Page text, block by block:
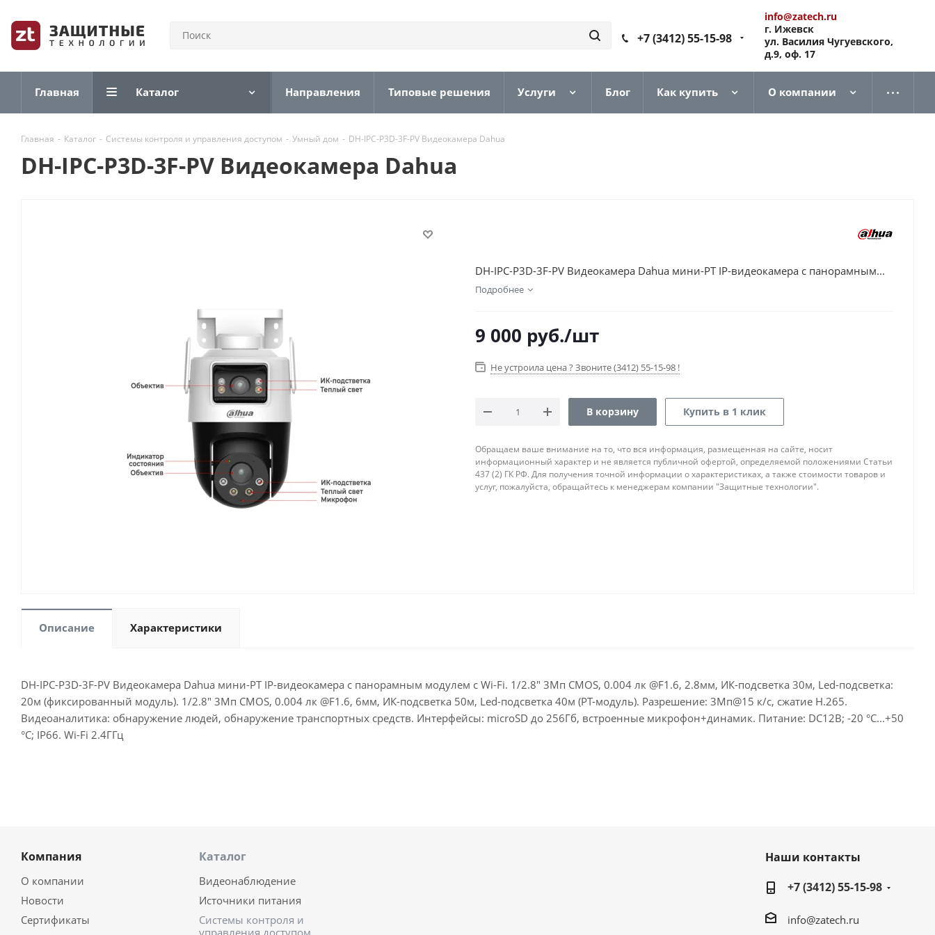
+7 (3412) 55-15-98
info@zatech.ru
г. Ижевск
ул. Василия Чугуевского,
д.9, оф. 17
Главная Каталог Направления Типовые решения Услуги Блог Как купить О компании
Главная - Каталог - Системы контроля и управления доступом - Умный дом - DH-IPC-P3D-3F-PV Видеокамера Dahua
DH-IPC-P3D-3F-PV Видеокамера Dahua
DH-IPC-P3D-3F-PV Видеокамера Dahua мини-PT IP-видеокамера с панорамным...
Подробнее
9 000 руб./шт
Не устроила цена ? Звоните (3412) 55-15-98 !
В корзину Купить в 1 клик
Обращаем ваше внимание на то, что вся информация, размещенная на сайте, носит
информационный характер и не является публичной офертой, определяемой положениями Статьи
437 (2) ГК РФ. Для получения точной информации о характеристиках, а также стоимости товаров и
услуг, пожалуйста, обращайтесь к менеджерам компании "Защитные технологии".
Описание Характеристики
DH-IPC-P3D-3F-PV Видеокамера Dahua мини-PT IP-видеокамера с панорамным модулем с Wi-Fi. 1/2.8" 3Мп CMOS, 0.004 лк @F1.6, 2.8мм, ИК-подсветка 30м, Led-подсветка:
20м (фиксированный модуль). 1/2.8" 3Мп CMOS, 0.004 лк @F1.6, 6мм, ИК-подсветка 50м, Led-подсветка 40м (PT-модуль). Разрешение: 3Мп@15 к/с, сжатие H.265.
Видеоаналитика: обнаружение людей, обнаружение транспортных средств. Интерфейсы: microSD до 256Гб, встроенные микрофон+динамик. Питание: DC12В; -20 °C...+50
°C; IP66. Wi-Fi 2.4ГГц
Компания
О компании
Новости
Сертификаты
Каталог
Видеонаблюдение
Источники питания
Системы контроля и
управления доступом
Наши контакты
+7 (3412) 55-15-98
info@zatech.ru